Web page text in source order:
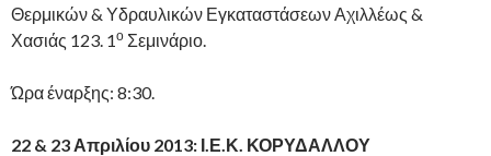
Θερμικών & Υδραυλικών Εγκαταστάσεων Αχιλλέως &
Χασιάς 123. 1ο Σεμινάριο.
Ώρα έναρξης: 8:30.
22 & 23 Απριλίου 2013: Ι.Ε.Κ. ΚΟΡΥΔΑΛΛΟΥ